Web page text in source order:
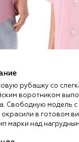
рубашку со
воротником
Свободную модель
в готовом
марки над